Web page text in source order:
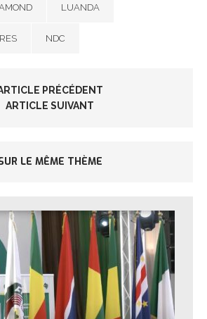
LUANDA
NDC
PRÉCÉDENT
ARTICLE SUIVANT
LE MÊME THÈME